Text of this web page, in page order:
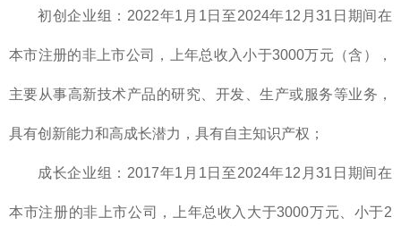
初创企业组：2022年1月1日至2024年12月31日期间在
本市注册的非上市公司，上年总收入小于3000万元（含），
主要从事高新技术产品的研究、开发、生产或服务等业务，
具有创新能力和高成长潜力，具有自主知识产权；
成长企业组：2017年1月1日至2024年12月31日期间在
本市注册的非上市公司，上年总收入大于3000万元、小于2